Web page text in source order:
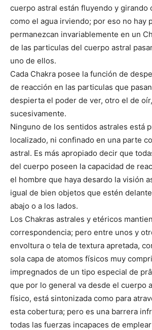
cuerpo astral están fluyendo y girando
como el agua irviendo; por eso no hay
permanezcan invariablemente en un
de las particulas del cuerpo astral
uno de ellos.
Cada Chakra posee la función de
de reacción en las particulas que
despierta el poder de ver, otro el de
sucesivamente.
Ninguno de los sentidos astrales está
localizado, ni confinado en una parte
astral. Es más apropiado decir que
del cuerpo poseen la capacidad de
el hombre que haya desardo la visión
igual de bien objetos que estén
abajo o a los lados.
Los Chakras astrales y etéricos
correspondencia; pero entre unos y
envoltura o tela de textura apretada,
sola capa de atomos físicos muy
impregnados de un tipo especial de
que por lo general va desde el cuerpo
físico, está sintonizada como para
esta cobertura; pero es una barrera
todas las fuerzas incapaces de